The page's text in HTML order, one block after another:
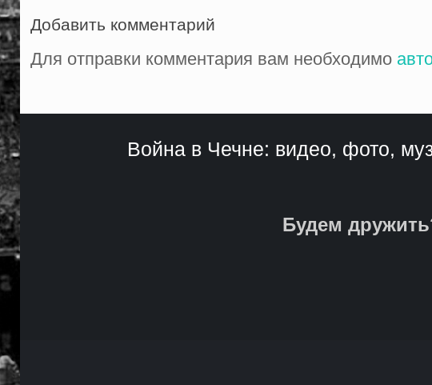
Добавить комментарий
Для отправки комментария вам необходимо
Война в Чечне: видео, фото,
Будем